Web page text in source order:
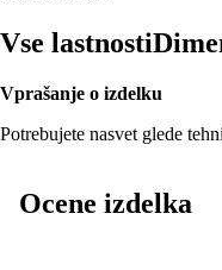
Vse lastnosti
Vprašanje o izdelku
Potrebujete nasvet glede
Ocene izdelka